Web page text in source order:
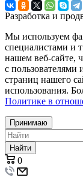
Разработка и
Мы используем
специалистами и
нашем веб-сайте,
с
страниц нашего
использования.
Политике в
Принимаю
Найти
0